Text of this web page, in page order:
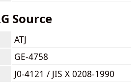
Source
ATJ
GE-4758
J0-4121 / JIS X 0208-1990